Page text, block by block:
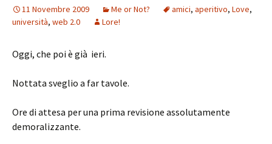
11 Novembre 2009 Me or Not? amici, aperitivo, Love,
università, web 2.0 Lore!
Oggi, che poi è già ieri.
Nottata sveglio a far tavole.
Ore di attesa per una prima revisione assolutamente
demoralizzante.